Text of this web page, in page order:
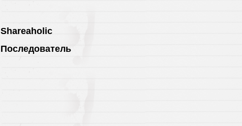
Shareaholic
Последователь